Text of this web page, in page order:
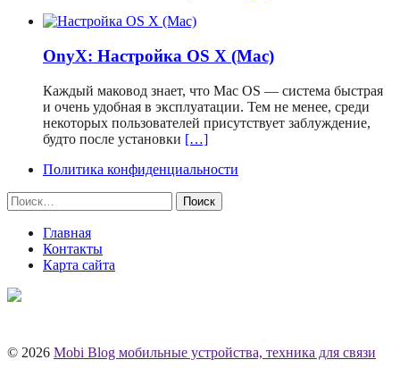
OnyX: Настройка OS X (Mac)
Каждый маковод знает, что Mac OS — система быстрая
и очень удобная в эксплуатации. Тем не менее, среди
некоторых пользователей присутствует заблуждение,
будто после установки […]
Политика конфиденциальности
Найти:
Главная
Контакты
Карта сайта
© 2026 Mobi Blog мобильные устройства, техника для связи